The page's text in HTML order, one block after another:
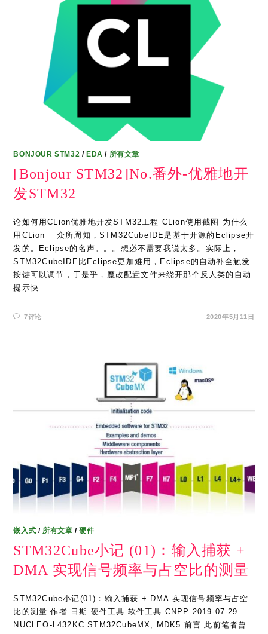
BONJOUR STM32 /EDA / 所有文章
[Bonjour STM32]No.番外-优雅地开
发STM32
论如何用CLion优雅地开发STM32工程 CLion使用截图 为什么
用CLion 众所周知，STM32CubeIDE是基于开源的Eclipse开
发的。Eclipse的名声。。。想必不需要我说太多。实际上，
STM32CubeIDE比Eclipse更加难用，Eclipse的自动补全触发
按键可以调节，于是乎，魔改配置文件来绕开那个反人类的自动
提示快…
7评论 2020年5月11日
嵌入式 / 所有文章 /硬件
STM32Cube小记 (01)：输入捕获 +
DMA 实现信号频率与占空比的测量
STM32Cube小记(01)：输入捕获 + DMA 实现信号频率与占空
比的测量 作者 日期 硬件工具 软件工具 CNPP 2019-07-29
NUCLEO-L432KC STM32CubeMX, MDK5 前言 此前笔者曾